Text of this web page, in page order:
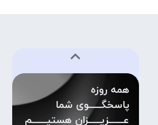
همه روزه
پاسخگـــــوی شما
عــــــزیـــــزان هستیــــــم